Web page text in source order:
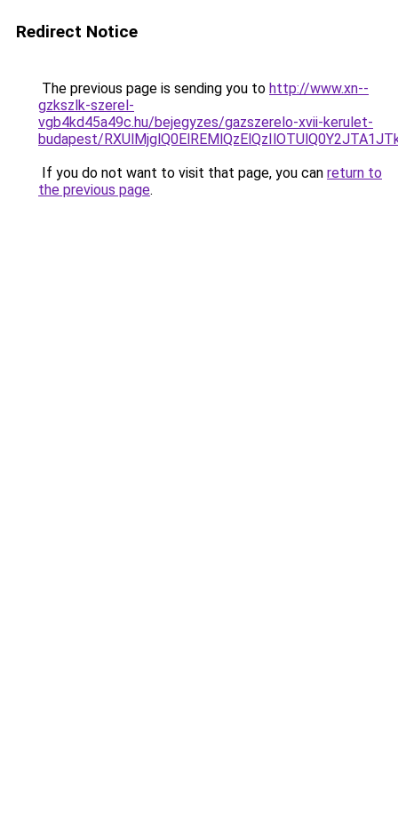
Redirect Notice
The previous page is sending you to http://www.xn--
gzkszlk-szerel-
vgb4kd45a49c.hu/bejegyzes/gazszerelo-xvii-kerulet-
budapest/
If you do not want to visit that page, you can return to
the previous page.